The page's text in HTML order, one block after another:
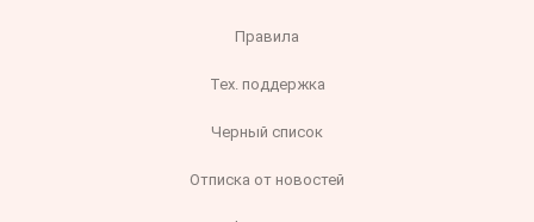
Правила
Тех. поддержка
Черный список
Отписка от новостей